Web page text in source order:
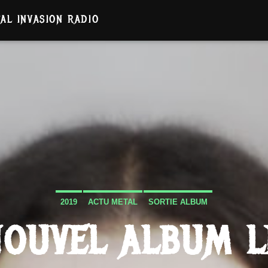
INVASION RADIO
2019 ACTU METAL SORTIE ALBUM
ALBUM